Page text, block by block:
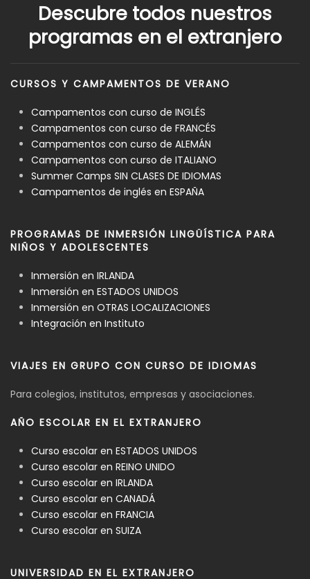
Descubre todos nuestros
programas en el extranjero
CURSOS Y CAMPAMENTOS DE VERANO
Campamentos con curso de INGLÉS
Campamentos con curso de FRANCÉS
Campamentos con curso de ALEMÁN
Campamentos con curso de ITALIANO
Summer Camps SIN CLASES DE IDIOMAS
Campamentos de inglés en ESPAÑA
PROGRAMAS DE INMERSIÓN LINGÜÍSTICA PARA
NIÑOS Y ADOLESCENTES
Inmersión en IRLANDA
Inmersión en ESTADOS UNIDOS
Inmersión en OTRAS LOCALIZACIONES
Integración en Instituto
VIAJES EN GRUPO CON CURSO DE IDIOMAS
Para colegios, institutos, empresas y asociaciones.
AÑO ESCOLAR EN EL EXTRANJERO
Curso escolar en ESTADOS UNIDOS
Curso escolar en REINO UNIDO
Curso escolar en IRLANDA
Curso escolar en CANADÁ
Curso escolar en FRANCIA
Curso escolar en SUIZA
UNIVERSIDAD EN EL EXTRANJERO